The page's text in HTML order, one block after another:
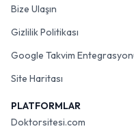
Bize Ulaşın
Gizlilik Politikası
Google Takvim
Site Haritası
PLATFORMLAR
Doktorsitesi.com